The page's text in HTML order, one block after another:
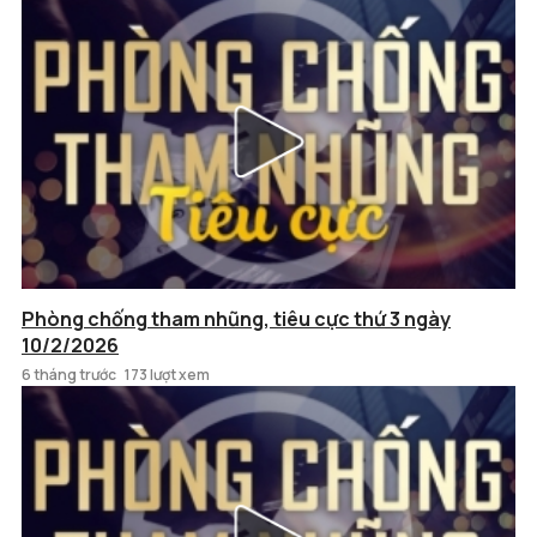
Phòng chống tham nhũng, tiêu cực thứ 3 ngày
10/2/2026
6 tháng trước 173 lượt xem